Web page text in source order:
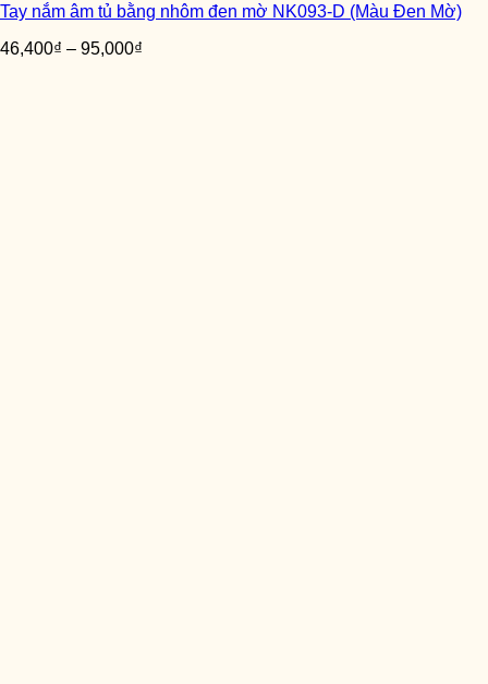
Tay nắm âm tủ bằng nhôm đen mờ NK093-D (Màu Đen Mờ)
46,400₫ – 95,000₫